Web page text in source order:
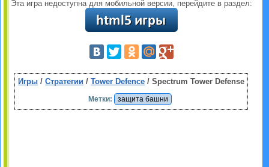
Эта игра недоступна для мобильной версии, перейдите в раздел:
Игры /Стратегии /Tower Defence / Spectrum Tower Defense
Метки: защита башни